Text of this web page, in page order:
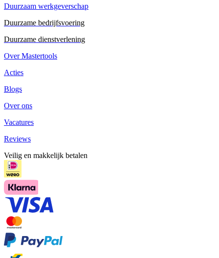
Duurzaam werkgeverschap
Duurzame bedrijfsvoering
Duurzame dienstverlening
Over Mastertools
Acties
Blogs
Over ons
Vacatures
Reviews
Veilig en makkelijk betalen